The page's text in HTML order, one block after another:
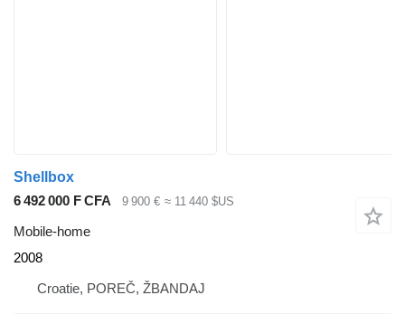
Shellbox
6 492 000 F CFA
9 900 € ≈ 11 440 $US
Mobile-home
2008
Croatie, POREČ, ŽBANDAJ